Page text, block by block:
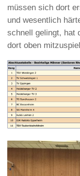
müssen sich dort
und wesentlich
schnell gelingt, hat
dort oben